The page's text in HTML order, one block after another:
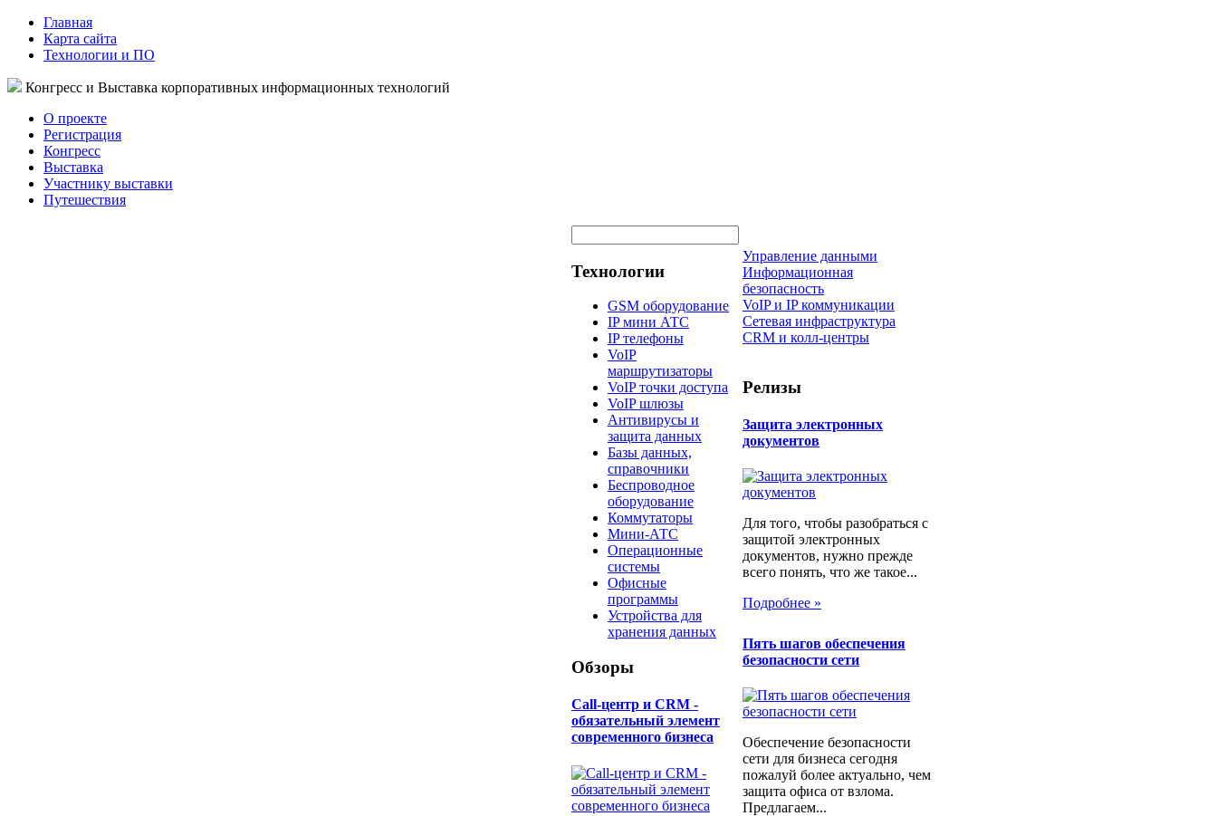
Главная
Карта сайта
Технологии и ПО
Конгресс и Выставка корпоративных информационных технологий
О проекте
Регистрация
Конгресс
Выставка
Участнику выставки
Путешествия
Технологии
GSM оборудование
IP мини АТС
IP телефоны
VoIP
маршрутизаторы
VoIP точки доступа
VoIP шлюзы
Антивирусы и
защита данных
Базы данных,
справочники
Беспроводное
оборудование
Коммутаторы
Мини-АТС
Операционные
системы
Офисные
программы
Устройства для
хранения данных
Обзоры
Call-центр и CRM -
обязательный элемент
современного бизнеса
Управление данными
Информационная
безопасность
VoIP и IP коммуникации
Сетевая инфраструктура
CRM и колл-центры
Релизы
Защита электронных
документов
Для того, чтобы разобраться с
защитой электронных
документов, нужно прежде
всего понять, что же такое...
Подробнее »
Пять шагов обеспечения
безопасности сети
Обеспечение безопасности
сети для бизнеса сегодня
пожалуй более актуально, чем
защита офиса от взлома.
Предлагаем...